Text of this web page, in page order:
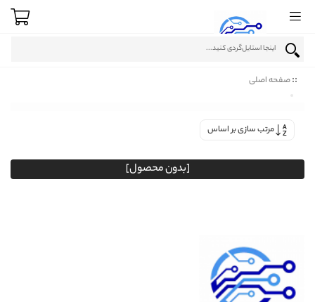
صفحه اصلی
مرتب سازی بر اساس
[بدون محصول]